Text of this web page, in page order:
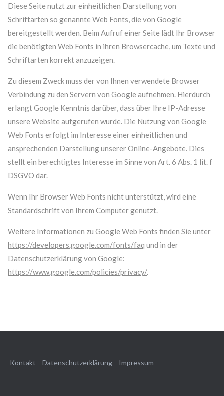
Diese Seite nutzt zur einheitlichen Darstellung von
Schriftarten so genannte Web Fonts, die von Google
bereitgestellt werden. Beim Aufruf einer Seite lädt Ihr Browser
die benötigten Web Fonts in ihren Browsercache, um Texte und
Schriftarten korrekt anzuzeigen.
Zu diesem Zweck muss der von Ihnen verwendete Browser
Verbindung zu den Servern von Google aufnehmen. Hierdurch
erlangt Google Kenntnis darüber, dass über Ihre IP-Adresse
unsere Website aufgerufen wurde. Die Nutzung von Google
Web Fonts erfolgt im Interesse einer einheitlichen und
ansprechenden Darstellung unserer Online-Angebote. Dies
stellt ein berechtigtes Interesse im Sinne von Art. 6 Abs. 1 lit. f
DSGVO dar.
Wenn Ihr Browser Web Fonts nicht unterstützt, wird eine
Standardschrift von Ihrem Computer genutzt.
Weitere Informationen zu Google Web Fonts finden Sie unter
https://developers.google.com/fonts/faq und in der
Datenschutzerklärung von Google:
https://www.google.com/policies/privacy/.
Kontakt Datenschutzerklärung Impressum